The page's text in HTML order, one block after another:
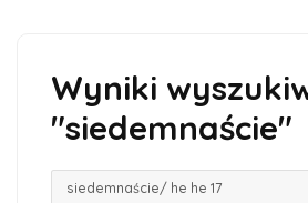
Wyniki
"siedemnaście"
siedemnaście/ he he 17